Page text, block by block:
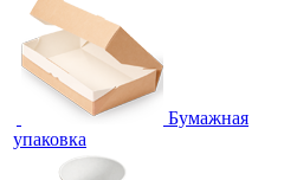
Бумажная
упаковка